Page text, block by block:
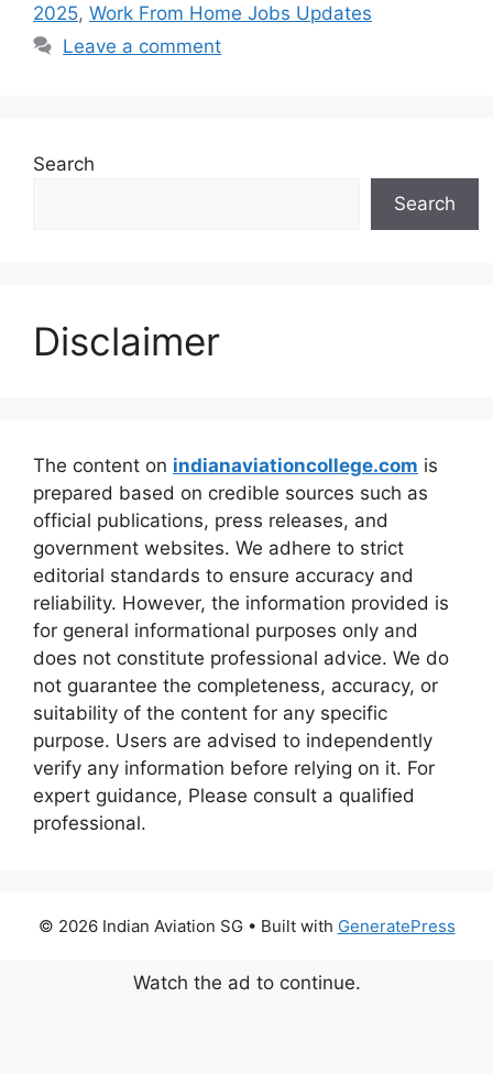
2025, Work From Home Jobs Updates
Leave a comment
Search
Search
Disclaimer
The content on indianaviationcollege.com is
prepared based on credible sources such as
official publications, press releases, and
government websites. We adhere to strict
editorial standards to ensure accuracy and
reliability. However, the information provided is
for general informational purposes only and
does not constitute professional advice. We do
not guarantee the completeness, accuracy, or
suitability of the content for any specific
purpose. Users are advised to independently
verify any information before relying on it. For
expert guidance, Please consult a qualified
professional.
© 2026 Indian Aviation SG• Built with GeneratePress
Watch the ad to continue.